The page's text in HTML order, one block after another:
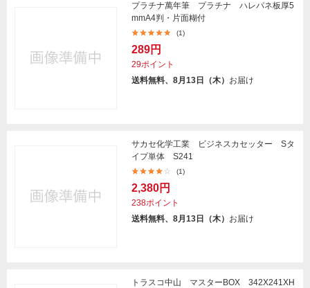
プラチナ萬年筆 プラチナ ハレパネ板厚5
mmA4判・片面糊付
(1)
289円
29ポイント
送料無料、8月13日（木） お届け
サカセ化学工業 ビジネスカセッター Sタ
イプ単体 S241
(1)
2,380円
238ポイント
送料無料、8月13日（木） お届け
トラスコ中山 マスターBOX 342X241XH